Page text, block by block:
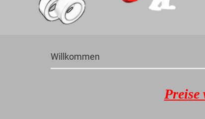
Willkommen